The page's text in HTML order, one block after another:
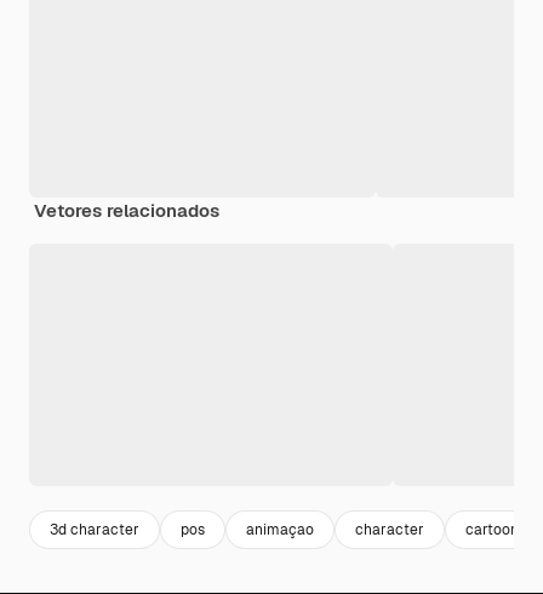
Vetores relacionados
3d character pos animaçao character cartoon